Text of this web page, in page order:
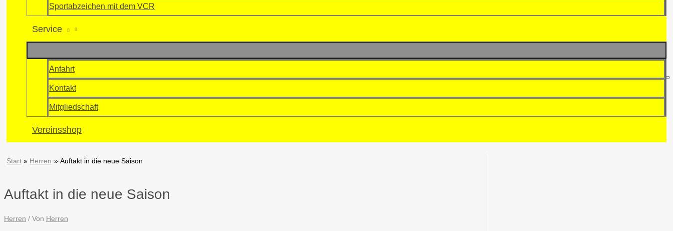
Sportabzeichen mit dem VCR
Service
Anfahrt
Kontakt
Mitgliedschaft
Vereinsshop
Start Herren Auftakt in die neue Saison
Auftakt in die neue Saison
Herren / Von Herren